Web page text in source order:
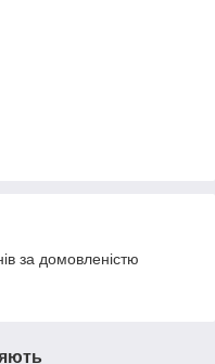
за домовленістю